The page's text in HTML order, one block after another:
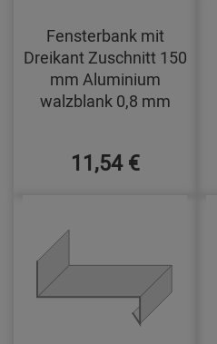
Fensterbank mit
Dreikant Zuschnitt 150
mm Aluminium
walzblank 0,8 mm
11,54 €